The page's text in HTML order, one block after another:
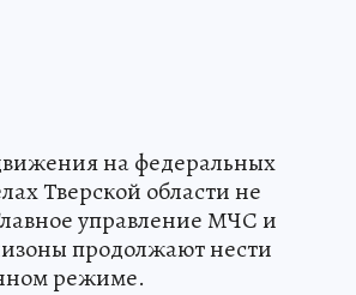
на федеральных
Тверской области не
управление МЧС и
продолжают нести
режиме.